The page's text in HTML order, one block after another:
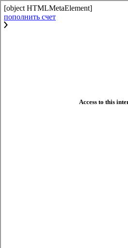
[object HTMLMetaElement]
пополнить счет